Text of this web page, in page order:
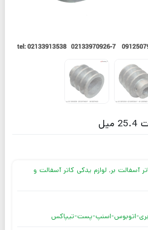
آسفالت بر, لوازم یدکی کاتر آسفالت و
اتوبوس-اسنپ-پست-تیپاکس